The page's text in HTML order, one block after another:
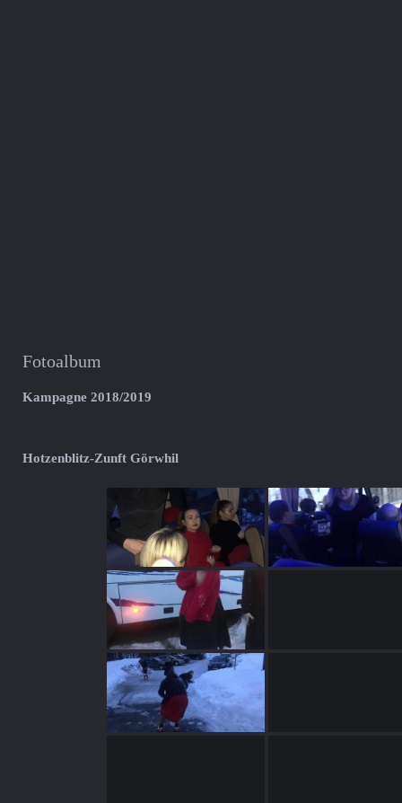
Fotoalbum
Kampagne 2018/2019
Hotzenblitz-Zunft Görwhil